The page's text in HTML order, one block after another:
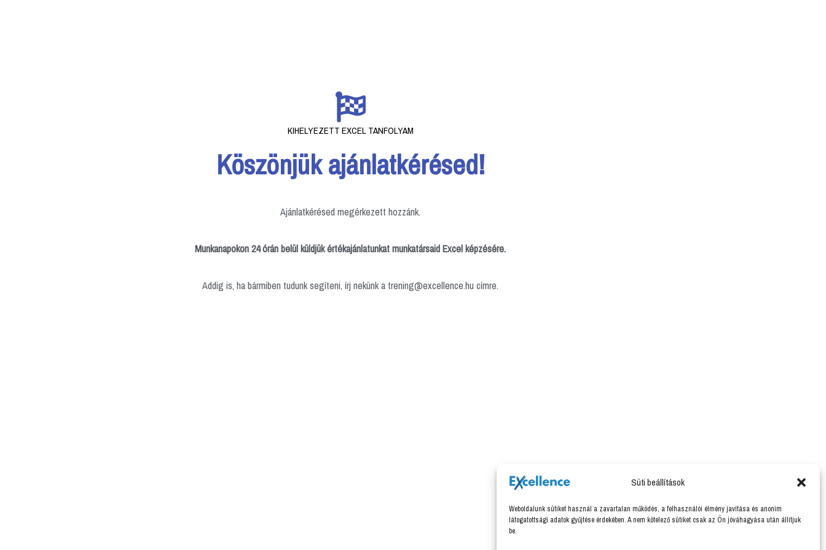
Süti beállítások
Weboldalunk sütiket használ a zavartalan működés, a felhasználói élmény javítása és anonim
látogatottsági adatok gyűjtése érdekében. A nem kötelező sütiket csak az Ön jóváhagyása után állítjuk
be.
KIHELYEZETT EXCEL TANFOLYAM
Köszönjük ajánlatkérésed!
Ajánlatkérésed megérkezett hozzánk.
Munkanapokon 24 órán belül küldjük értékajánlatunkat munkatársaid Excel képzésére.
Addig is, ha bármiben tudunk segíteni, írj nekünk a trening@excellence.hu címre.